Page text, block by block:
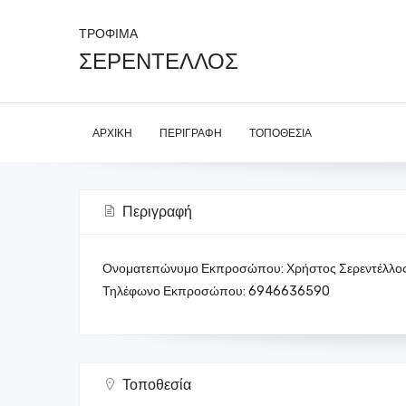
ΤΡΟΦΙΜΑ
ΣΕΡΕΝΤΕΛΛΟΣ
ΑΡΧΙΚΉ ΠΕΡΙΓΡΑΦΉ ΤΟΠΟΘΕΣΊΑ
Περιγραφή
Ονοματεπώνυμο Εκπροσώπου: Χρήστος
Τηλέφωνο Εκπροσώπου: 6946636590
Τοποθεσία